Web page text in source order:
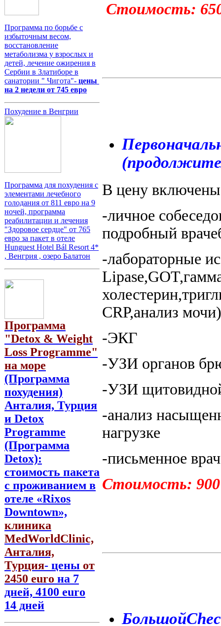
Программа по борьбе с
избыточным весом,
восстановление
метаболизма у взрослых и
детей, лечение ожирения в
Сербии в Златиборе в
санатории " Чигота"- цены
на 2 недели от 745 евро
Похудение в Венгрии
Программа для похудения с
элементами лечебного
голодания от 811 евро на 9
ночей, программа
реабилитации и лечения
"Здоровое сердце" от 765
евро за пакет в отеле
Hunguest Hotel Bál Resort 4*
, Венгрия , озеро Балатон
Программа
"Detox & Weight
Loss Programme"
на море
(Программа
похудения)
Анталия, Турция
и Detox
Programme
(Программа
Detox):
стоимость пакета
с проживанием в
отеле «Rixos
Downtown»,
клиника
MedWorldClinic,
Анталия,
Турция- цены от
2450 euro на 7
дней, 4100 euro
14 дней
Стоимость:
В цену
-личное
подробный
-лабораторные
CRP,анализ
-ЭКГ
-УЗИ органов
-УЗИ
-анализ
нагрузке
-письменное
Стоимость:
Большой